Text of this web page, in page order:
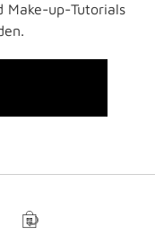
Make-up-Tutorials